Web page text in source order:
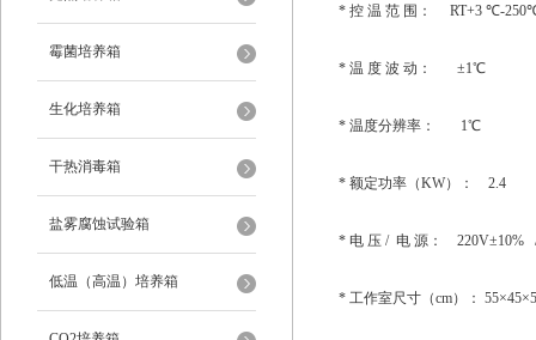
霉菌培养箱
生化培养箱
干热消毒箱
盐雾腐蚀试验箱
低温（高温）培养箱
* 控 温 范 围： RT+3 ℃-
* 温 度 波 动： ±1℃
* 温度分辨率： 1℃
* 额定功率（KW）： 2.4
* 电 压 / 电 源： 220V±10%
* 工作室尺寸（cm）：